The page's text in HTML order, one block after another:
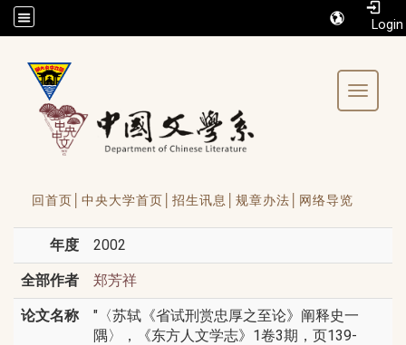
/accesskey"" title="Toolbar">:::
Toggle
回首页│ 中央大学首页│ 招生讯息│ 规章办法│ 网络导览
年度 2002
全部作者 郑芳祥
论文名称
"〈苏轼《省试刑赏忠厚之至论》阐释史一
隅〉，《东方人文学志》1卷3期，页139-